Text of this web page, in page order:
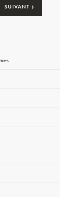
SUIVANT ›